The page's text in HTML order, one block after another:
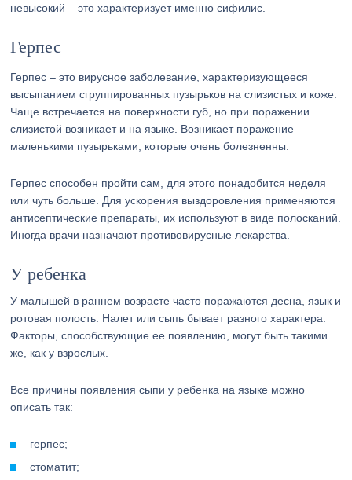
невысокий – это характеризует именно сифилис.
Герпес
Герпес – это вирусное заболевание, характеризующееся
высыпанием сгруппированных пузырьков на слизистых и коже.
Чаще встречается на поверхности губ, но при поражении
слизистой возникает и на языке. Возникает поражение
маленькими пузырьками, которые очень болезненны.
Герпес способен пройти сам, для этого понадобится неделя
или чуть больше. Для ускорения выздоровления применяются
антисептические препараты, их используют в виде полосканий.
Иногда врачи назначают противовирусные лекарства.
У ребенка
У малышей в раннем возрасте часто поражаются десна, язык и
ротовая полость. Налет или сыпь бывает разного характера.
Факторы, способствующие ее появлению, могут быть такими
же, как у взрослых.
Все причины появления сыпи у ребенка на языке можно
описать так:
герпес;
стоматит;